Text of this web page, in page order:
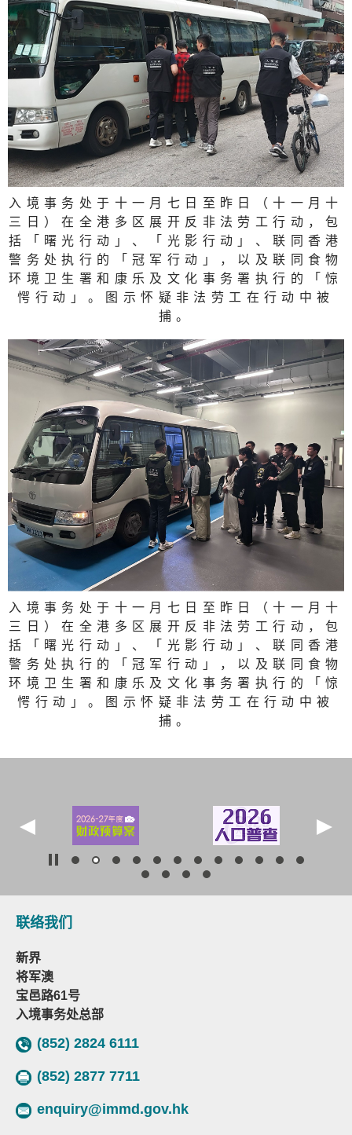
入境事务处于十一月七日至昨日（十一月十
三日）在全港多区展开反非法劳工行动，包
括「曙光行动」、「光影行动」、联同香港
警务处执行的「冠军行动」，以及联同食物
环境卫生署和康乐及文化事务署执行的「惊
愕行动」。图示怀疑非法劳工在行动中被
捕。
入境事务处于十一月七日至昨日（十一月十
三日）在全港多区展开反非法劳工行动，包
括「曙光行动」、「光影行动」、联同香港
警务处执行的「冠军行动」，以及联同食物
环境卫生署和康乐及文化事务署执行的「惊
愕行动」。图示怀疑非法劳工在行动中被
捕。
联络我们
新界
将军澳
宝邑路61号
入境事务处总部
(852) 2824 6111
(852) 2877 7711
enquiry@immd.gov.hk